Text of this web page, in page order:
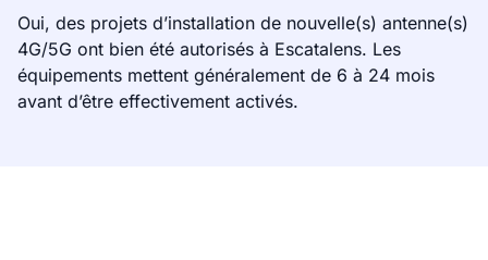
Oui, des projets d’installation de nouvelle(s) antenne(s)
4G/5G ont bien été autorisés à Escatalens. Les
équipements mettent généralement de 6 à 24 mois
avant d’être effectivement activés.